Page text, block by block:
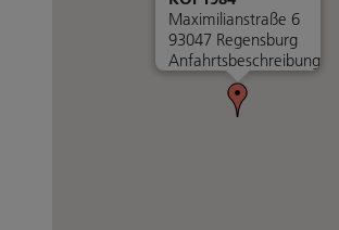
Maximilianstraße 6
93047 Regensburg
Anfahrtsbeschreibung